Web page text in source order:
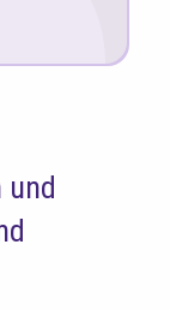
und